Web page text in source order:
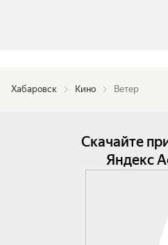
Хабаровск Кино Ветер
Скачайте
Яндекс